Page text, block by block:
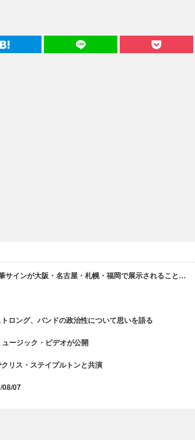
サインが大阪・名古屋・札幌・福岡で展示されること…
ロング、バンドの政治性について思いを語る
ージック・ビデオが公開
リス・ステイプルトンと共演
08/07